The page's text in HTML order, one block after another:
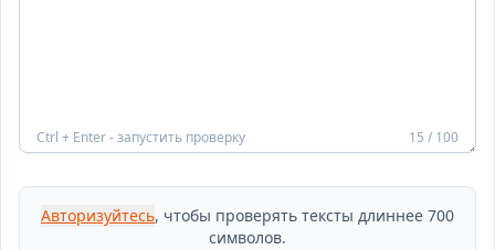
Ctrl + Enter - запустить проверку 15 / 100
Авторизуйтесь, чтобы проверять тексты длиннее 700
символов.